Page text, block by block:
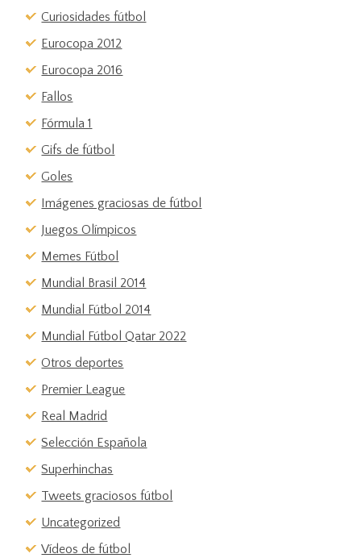
Curiosidades fútbol
Eurocopa 2012
Eurocopa 2016
Fallos
Fórmula 1
Gifs de fútbol
Goles
Imágenes graciosas de fútbol
Juegos Olímpicos
Memes Fútbol
Mundial Brasil 2014
Mundial Fútbol 2014
Mundial Fútbol Qatar 2022
Otros deportes
Premier League
Real Madrid
Selección Española
Superhinchas
Tweets graciosos fútbol
Uncategorized
Vídeos de fútbol